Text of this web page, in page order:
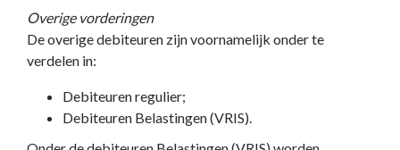
Overige vorderingen
De overige debiteuren zijn voornamelijk onder te
verdelen in:
Debiteuren regulier;
Debiteuren Belastingen (VRIS).